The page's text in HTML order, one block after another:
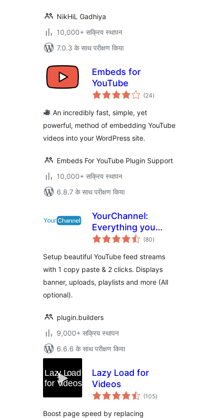
NikHiL Gadhiya
10,000+ सक्रिय स्थापन
7.0.3 के साथ परीक्षण किया
Embeds for
YouTube
(24कुल
दर)
An incredibly fast, simple, yet
powerful, method of embedding YouTube
videos into your WordPress site.
Embeds For YouTube Plugin Support
10,000+ सक्रिय स्थापन
6.8.7 के साथ परीक्षण किया
YourChannel:
Everything you
want in a YouTube
(80कुल
दर)
Setup beautiful YouTube feed streams
with 1 copy paste & 2 clicks. Displays
banner, uploads, playlists and more (All
optional).
plugin.builders
9,000+ सक्रिय स्थापन
6.6.6 के साथ परीक्षण किया
Lazy Load for
Videos
(105कुल
दर)
Boost page speed by replacing